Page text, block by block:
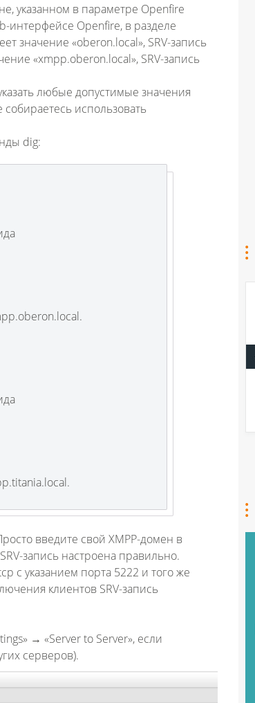
указанном в параметре Openfire
интерфейсе Openfire, в разделе
значение «oberon.local», SRV-запись
«xmpp.oberon.local», SRV-запись
любые допустимые значения
использовать
dig:
введите свой XMPP-домен в
запись настроена правильно.
с указанием порта 5222 и того же
клиентов SRV-запись
→ «Server to Server», если
серверов).